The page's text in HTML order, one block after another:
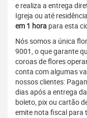
e realiza a entrega
Igreja ou até
em 1 hora para esta
Nós somos a única
9001, o que garante
coroas de flores
conta com algumas
nossos clientes:
dias após a entrega
boleto, pix ou cartão
emite nota fiscal para